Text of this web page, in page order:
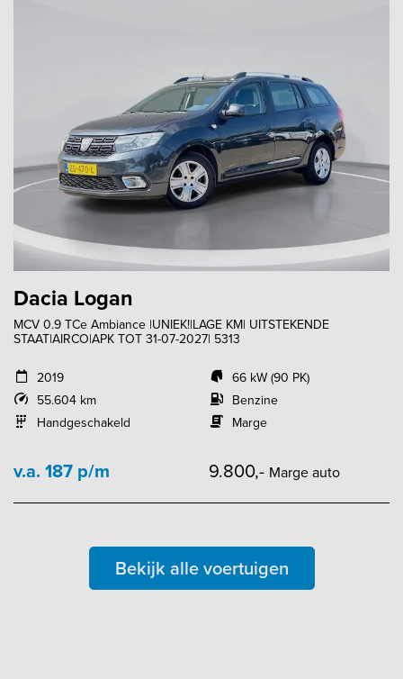
Dacia Logan
MCV 0.9 TCe Ambiance |UNIEK!|LAGE KM| UITSTEKENDE
STAAT|AIRCO|APK TOT 31-07-2027| 5313
2019
55.604 km
Handgeschakeld
66 kW (90 PK)
Benzine
Marge
v.a. 187 p/m 9.800,- Marge auto
Bekijk alle voertuigen